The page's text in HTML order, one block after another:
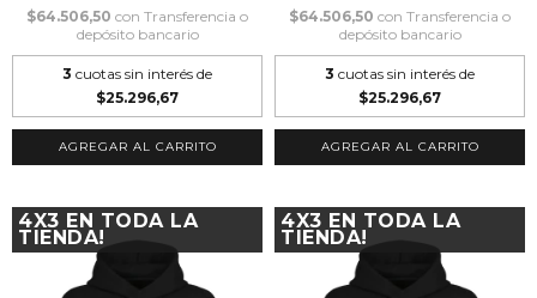
$64.506,50 con Transferencia o
depósito bancario
3 cuotas sin interés de
$25.296,67
AGREGAR AL CARRITO
$64.506,50 con Transferencia o
depósito bancario
3 cuotas sin interés de
$25.296,67
AGREGAR AL CARRITO
4X3 EN TODA LA
TIENDA!
4X3 EN TODA LA
TIENDA!